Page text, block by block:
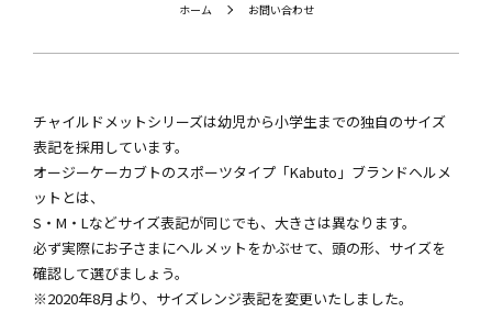
ホーム お問い合わせ
チャイルドメットシリーズは幼児から小学生までの独自のサイズ
表記を採用しています。
オージーケーカブトのスポーツタイプ「Kabuto」ブランドヘルメ
ットとは、
S・M・Lなどサイズ表記が同じでも、大きさは異なります。
必ず実際にお子さまにヘルメットをかぶせて、頭の形、サイズを
確認して選びましょう。
※2020年8月より、サイズレンジ表記を変更いたしました。